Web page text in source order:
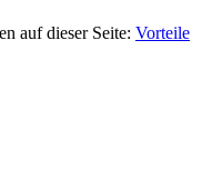
auf dieser Seite: Vorteile